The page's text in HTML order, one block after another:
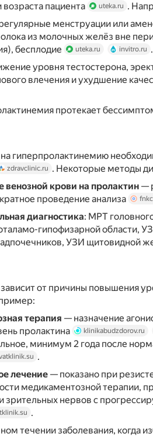
возраста пациента
uteka.ru .
менструации или
из молочных желёз вне
бесплодие
uteka.ru invitro.ru .
уровня тестостерона,
влечения и ухудшение
протекает
гиперпролактинемию
zdravclinic.ru . Некоторые методы
венозной крови на пролактин —
проведение анализа
диагностика: МРТ
гипофизарной области,
УЗИ щитовидной
зависит от причины повышения
терапия — назначение
пролактина
klinikabudzdorov.ru
минимум 2 года после
.
лечение — показано при
медикаментозной терапии,
зрительных нервов с
.
течении заболевания, когда